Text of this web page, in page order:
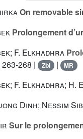
On removable
Prolongement
F. Elkhadhra
268 |
Zbl | MR
F. Elkhadhra; H.
Dinh; Nessim
Sur le